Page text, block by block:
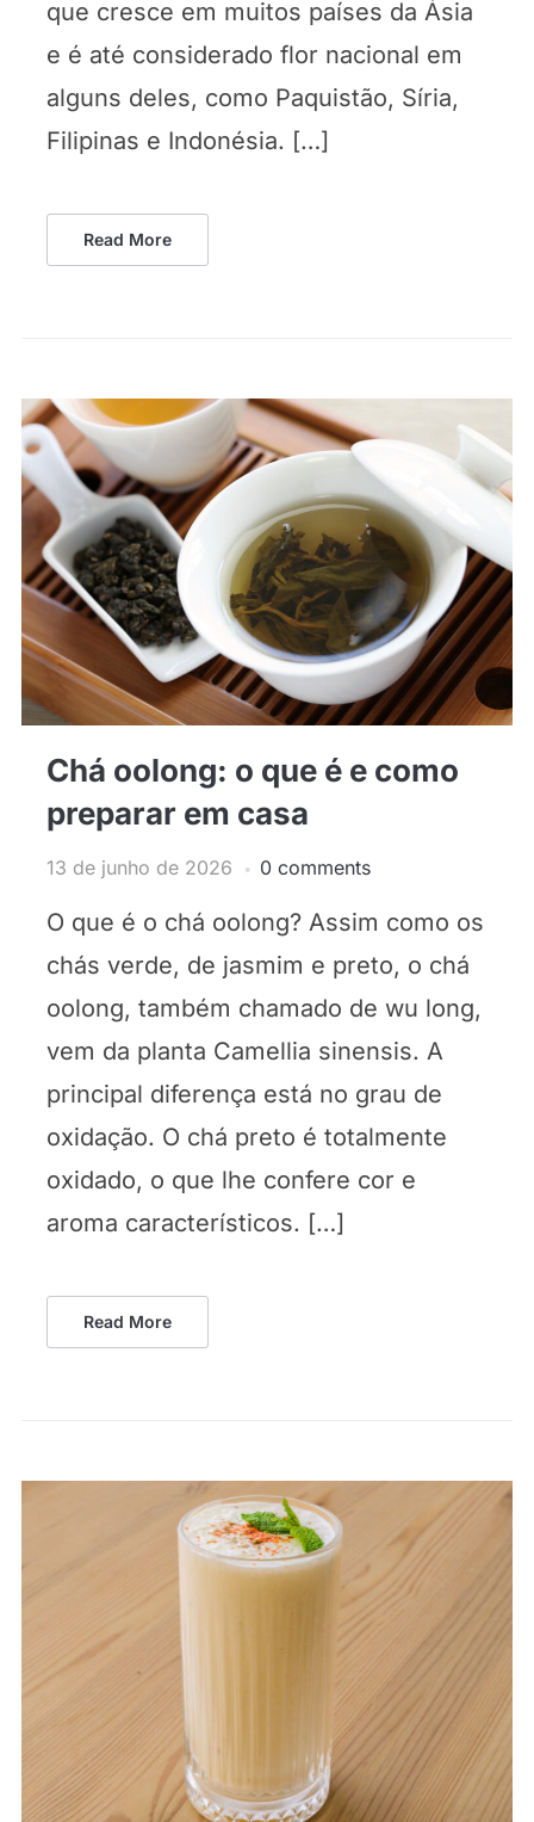
que cresce em muitos países da Ásia
e é até considerado flor nacional em
alguns deles, como Paquistão, Síria,
Filipinas e Indonésia. […]
Read More
Chá oolong: o que é e como
preparar em casa
13 de junho de 2026 0 comments
O que é o chá oolong? Assim como os
chás verde, de jasmim e preto, o chá
oolong, também chamado de wu long,
vem da planta Camellia sinensis. A
principal diferença está no grau de
oxidação. O chá preto é totalmente
oxidado, o que lhe confere cor e
aroma característicos. […]
Read More